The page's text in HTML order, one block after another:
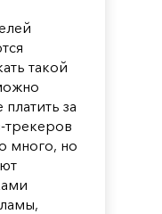
такой
за
трекеров
много, но